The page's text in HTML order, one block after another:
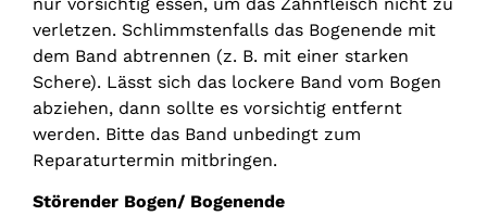
verletzen. Schlimmstenfalls das Bogenende mit
dem Band abtrennen (z. B. mit einer starken
Schere). Lässt sich das lockere Band vom Bogen
abziehen, dann sollte es vorsichtig entfernt
werden. Bitte das Band unbedingt zum
Reparaturtermin mitbringen.
Störender Bogen/ Bogenende